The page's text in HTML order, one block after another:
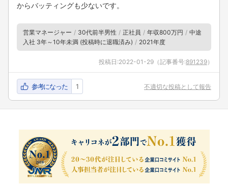
からバッティングも少ないです。
営業マネージャー 30代前半男性 正社員 年収800万円
中途
入社 3年～10年未満 (投稿時に退職済み)
2021年度
投稿日:2022-01-29 （記事番号:891239）
参考になった 1 不適切な投稿として報告